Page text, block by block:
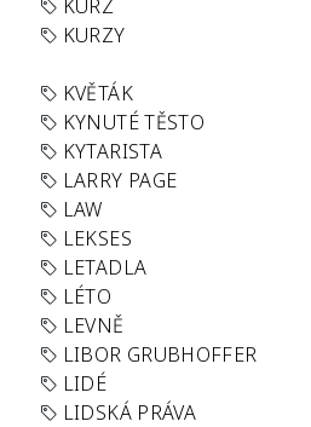
KURZ
KURZY
KVĚTÁK
KYNUTÉ TĚSTO
KYTARISTA
LARRY PAGE
LAW
LEKSES
LETADLA
LÉTO
LEVNĚ
LIBOR GRUBHOFFER
LIDÉ
LIDSKÁ PRÁVA